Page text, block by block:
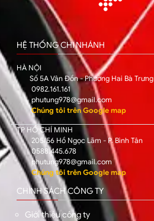
HỆ THỐNG CHI NHÁNH
HÀ NỘI
Số 5A Vân Đồn - Phường Hai Bà Trưng
0982.161.161
phutung978@gmail.com
Chúng tôi trên Google map
TP HỒ CHÍ MINH
205/56 Hồ Ngọc Lãm - P. Bình Tân
0588.445.678
phutung978@gmail.com
Chúng tôi trên Google map
CHÍNH SÁCH CÔNG TY
Giới thiệu công ty